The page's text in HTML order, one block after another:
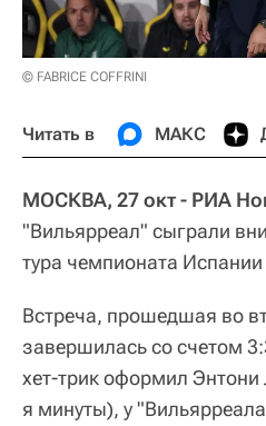
© FABRICE COFFRINI
Читать в МАКС
МОСКВА, 27 окт - РИА
"Вильярреал" сыграли
тура чемпионата Испании
Встреча, прошедшая во
завершилась со счетом
хет-трик оформил
я минуты), у